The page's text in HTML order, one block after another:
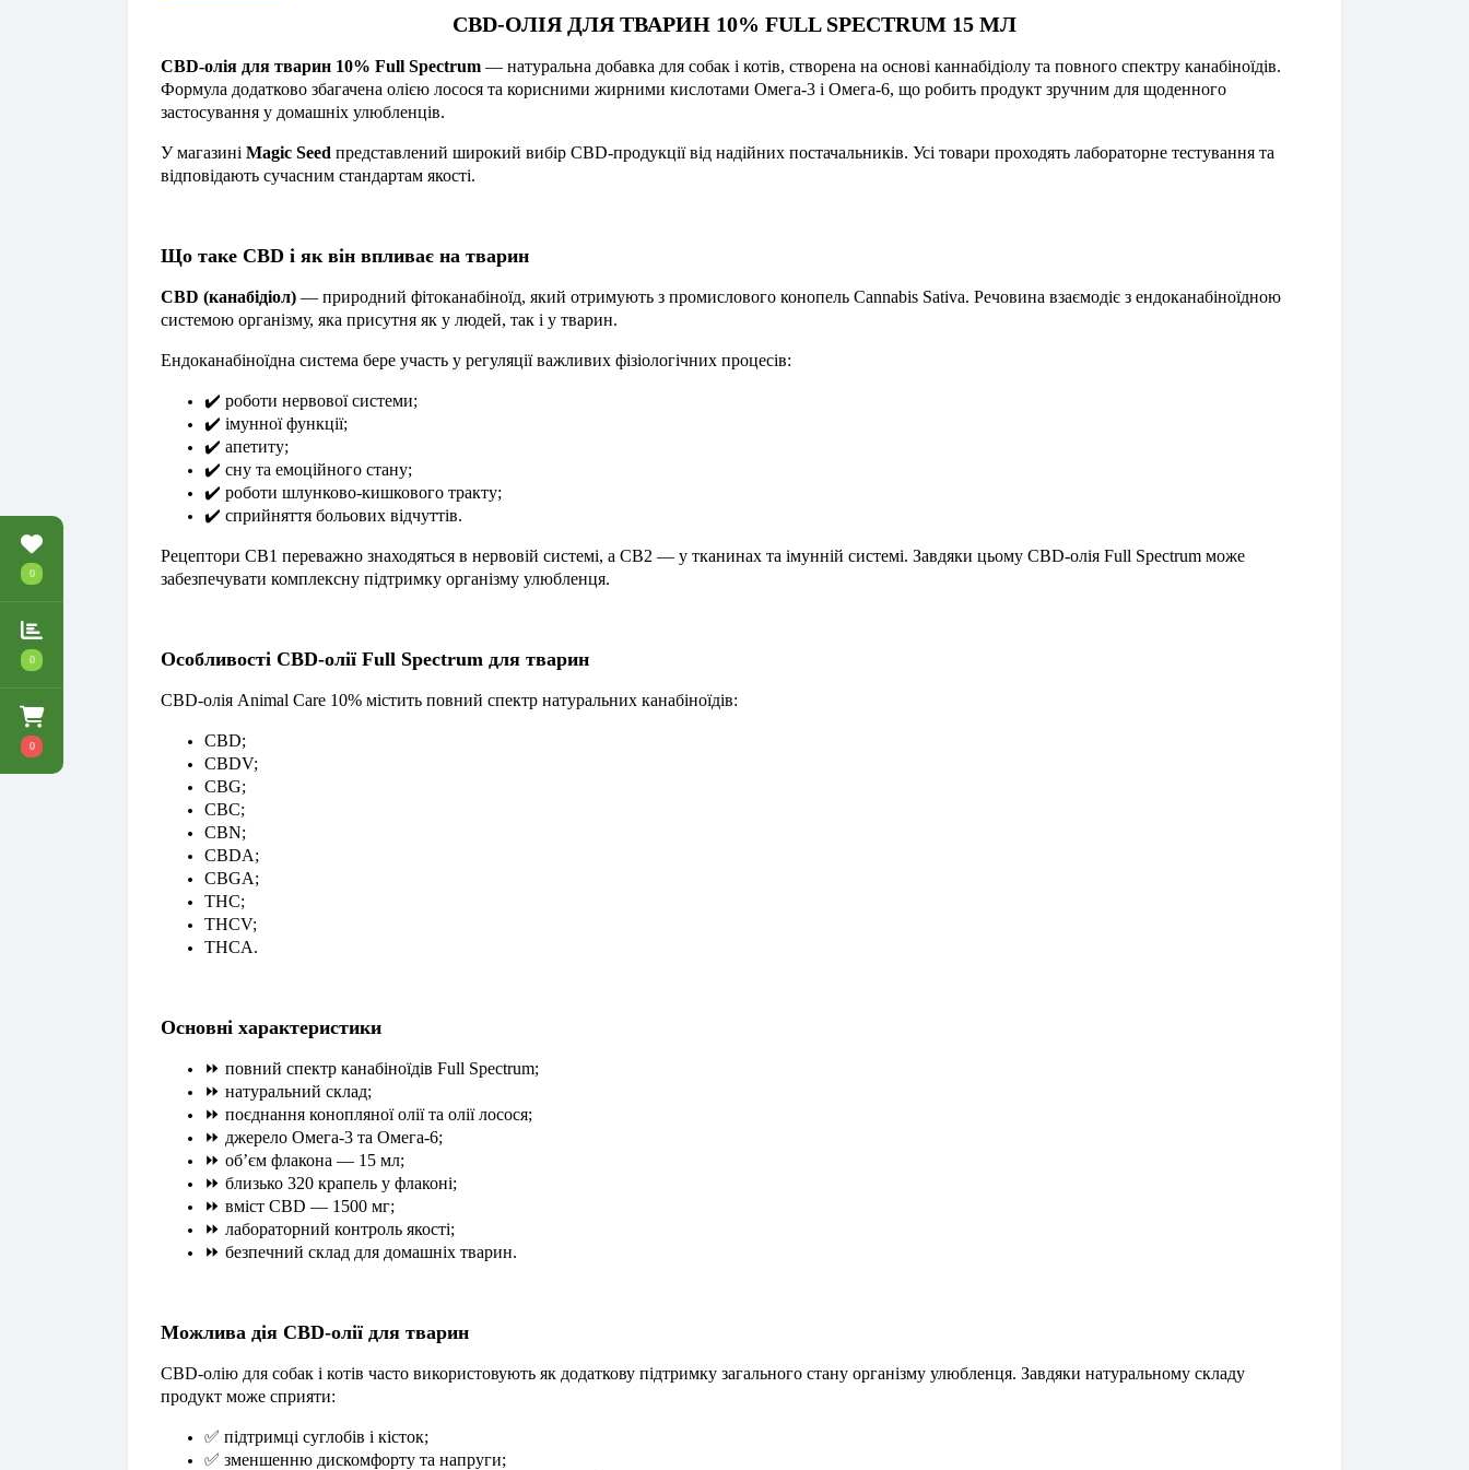
0
0
0
CBD-ОЛІЯ ДЛЯ ТВАРИН 10% FULL SPECTRUM 15 МЛ
CBD-олія для тварин 10% Full Spectrum — натуральна добавка для собак і котів, створена на основі каннабідіолу та повного спектру канабіноїдів.
Формула додатково збагачена олією лосося та корисними жирними кислотами Омега-3 і Омега-6, що робить продукт зручним для щоденного
застосування у домашніх улюбленців.
У магазині Magic Seed представлений широкий вибір CBD-продукції від надійних постачальників. Усі товари проходять лабораторне тестування та
відповідають сучасним стандартам якості.
Що таке CBD і як він впливає на тварин
CBD (канабідіол) — природний фітоканабіноїд, який отримують з промислового конопель Cannabis Sativa. Речовина взаємодіє з ендоканабіноїдною
системою організму, яка присутня як у людей, так і у тварин.
Ендоканабіноїдна система бере участь у регуляції важливих фізіологічних процесів:
✔ ️ роботи нервової системи;
✔ ️ імунної функції;
✔ ️ апетиту;
✔ ️ сну та емоційного стану;
✔ ️ роботи шлунково-кишкового тракту;
✔ ️ сприйняття больових відчуттів.
Рецептори CB1 переважно знаходяться в нервовій системі, а CB2 — у тканинах та імунній системі. Завдяки цьому CBD-олія Full Spectrum може
забезпечувати комплексну підтримку організму улюбленця.
Особливості CBD-олії Full Spectrum для тварин
CBD-олія Animal Care 10% містить повний спектр натуральних канабіноїдів:
CBD;
CBDV;
CBG;
CBC;
CBN;
CBDA;
CBGA;
THC;
THCV;
THCA.
Основні характеристики
⏩ повний спектр канабіноїдів Full Spectrum;
⏩ натуральний склад;
⏩ поєднання конопляної олії та олії лосося;
⏩ джерело Омега-3 та Омега-6;
⏩ об’єм флакона — 15 мл;
⏩ близько 320 крапель у флаконі;
⏩ вміст CBD — 1500 мг;
⏩ лабораторний контроль якості;
⏩ безпечний склад для домашніх тварин.
Можлива дія CBD-олії для тварин
CBD-олію для собак і котів часто використовують як додаткову підтримку загального стану організму улюбленця. Завдяки натуральному складу
продукт може сприяти:
✅ підтримці суглобів і кісток;
✅ зменшенню дискомфорту та напруги;